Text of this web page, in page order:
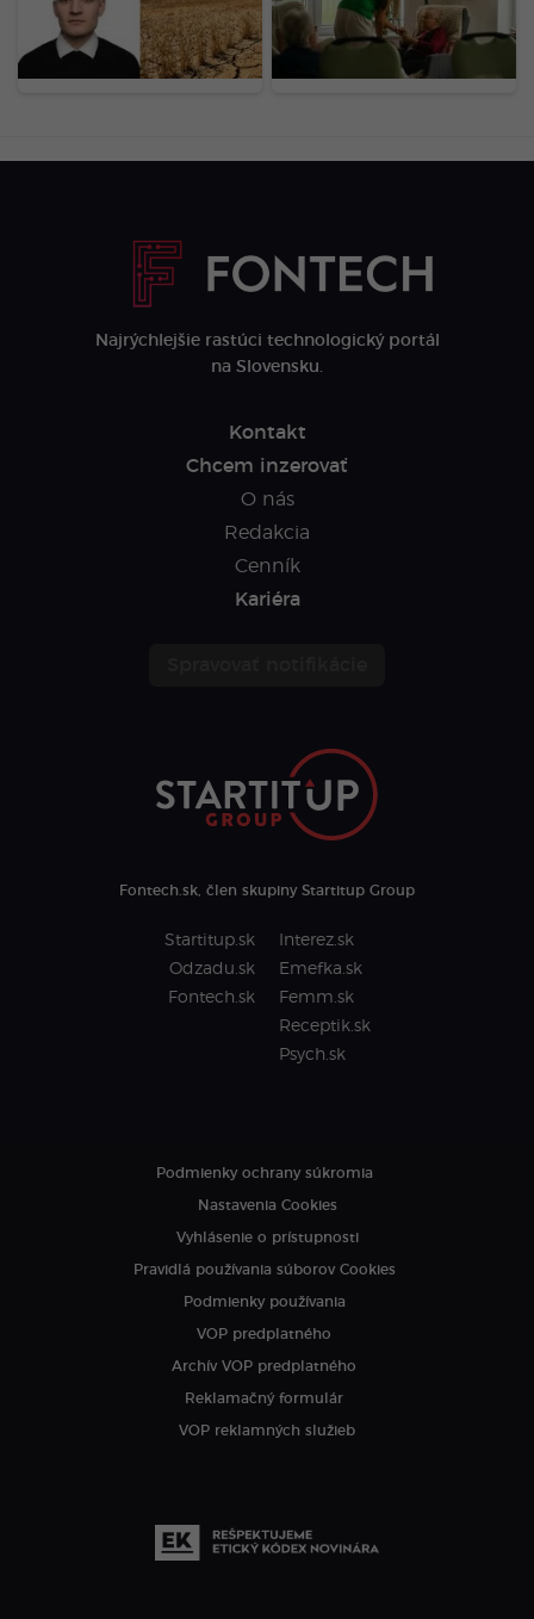
Analytik varuje, prečo sa
sucho na poliach prejaví
na cenovkách o 3 až 6
personálu, poisťovne
odmietli kompenzácie
Najrýchlejšie rastúci technologický portál
na Slovensku.
Kontakt
Chcem inzerovať
O nás
Redakcia
Cenník
Kariéra
Fontech.sk, člen skupiny Startitup Group
Startitup.sk
Odzadu.sk
Fontech.sk
Interez.sk
Emefka.sk
Femm.sk
Receptik.sk
Psych.sk
Podmienky ochrany súkromia
Nastavenia Cookies
Vyhlásenie o prístupnosti
Pravidlá používania súborov Cookies
Podmienky používania
VOP predplatného
Archív VOP predplatného
Reklamačný formulár
VOP reklamných služieb